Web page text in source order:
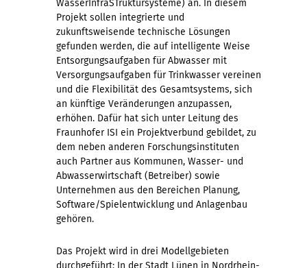
WasserInfraSTruktursysteme) an. In diesem
Projekt sollen integrierte und
zukunftsweisende technische Lösungen
gefunden werden, die auf intelligente Weise
Entsorgungsaufgaben für Abwasser mit
Versorgungsaufgaben für Trinkwasser vereinen
und die Flexibilität des Gesamtsystems, sich
an künftige Veränderungen anzupassen,
erhöhen. Dafür hat sich unter Leitung des
Fraunhofer ISI ein Projektverbund gebildet, zu
dem neben anderen Forschungsinstituten
auch Partner aus Kommunen, Wasser- und
Abwasserwirtschaft (Betreiber) sowie
Unternehmen aus den Bereichen Planung,
Software/Spielentwicklung und Anlagenbau
gehören.
Das Projekt wird in drei Modellgebieten
durchgeführt: In der Stadt Lünen in Nordrhein-